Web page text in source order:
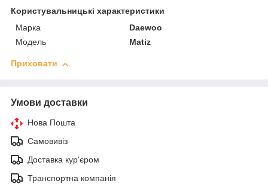
Користувальницькі характеристики
Марка
Daewoo
Модель
Matiz
Приховати
Умови доставки
Нова Пошта
Самовивіз
Доставка кур'єром
Транспортна компанія